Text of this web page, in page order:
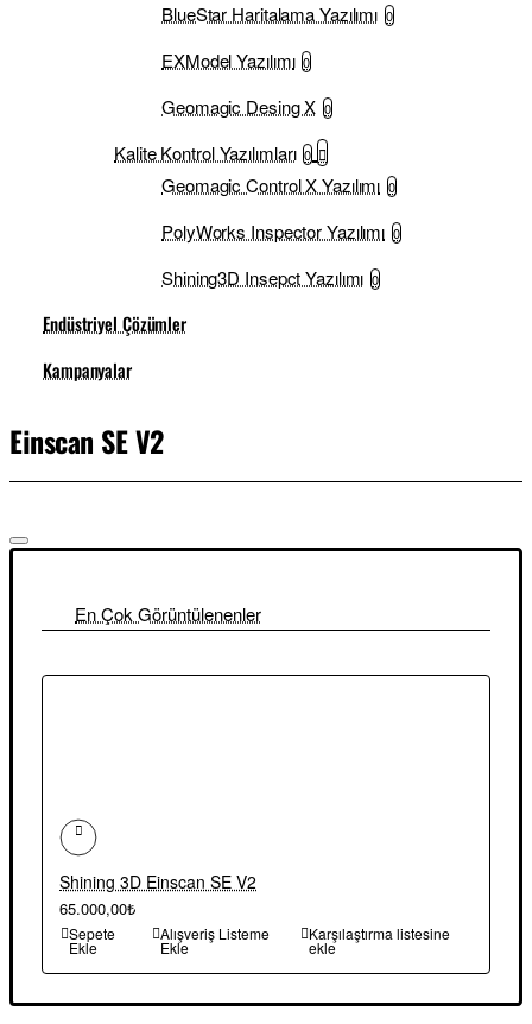
BlueStar Haritalama Yazılımı 0
EXModel Yazılımı 0
Geomagic Desing X 0
Kalite Kontrol Yazılımları 0
Geomagic Control X Yazılımı 0
PolyWorks Inspector Yazılımı 0
Shining3D Insepct Yazılımı 0
Endüstriyel Çözümler
Kampanyalar
Einscan SE V2
En Çok Görüntülenenler
Shining 3D Einscan SE V2
65.000,00₺
Sepete
Ekle
Alışveriş Listeme
Ekle
Karşılaştırma listesine
ekle